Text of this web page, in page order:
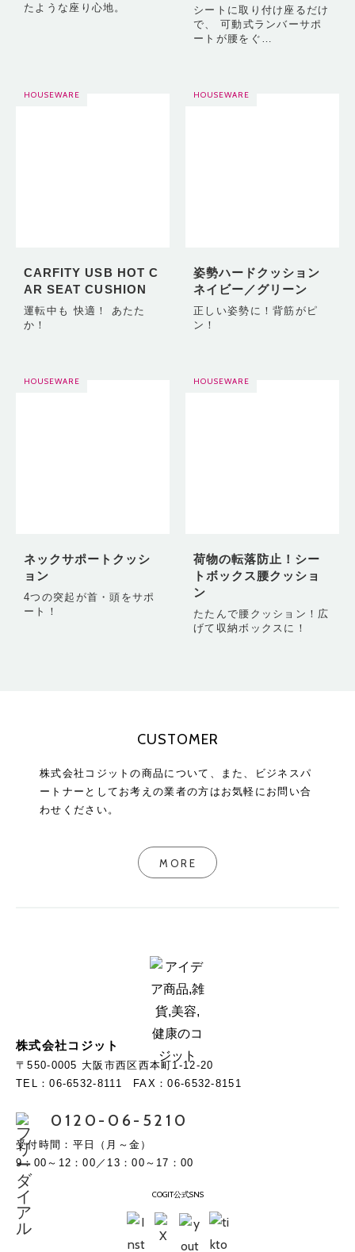
たような座り心地。
シートに取り付け座るだけ
で、 可動式ランバーサポ
ートが腰をぐ…
HOUSEWARE
CARFITY USB HOT C
AR SEAT CUSHION
運転中も 快適！ あたた
か！
HOUSEWARE
姿勢ハードクッション
ネイビー／グリーン
正しい姿勢に！背筋がピ
ン！
HOUSEWARE
ネックサポートクッシ
ョン
4つの突起が首・頭をサポ
ート！
HOUSEWARE
荷物の転落防止！シー
トボックス腰クッショ
ン
たたんで腰クッション！広
げて収納ボックスに！
CUSTOMER
株式会社コジットの商品について、また、ビジネスパ
ートナーとしてお考えの業者の方はお気軽にお問い合
わせください。
MORE
株式会社コジット
〒550-0005 大阪市西区西本町1-12-20
TEL：06-6532-8111 FAX：06-6532-8151
0120-06-5210
受付時間：平日（月～金）
9：00～12：00／13：00～17：00
COGIT公式SNS